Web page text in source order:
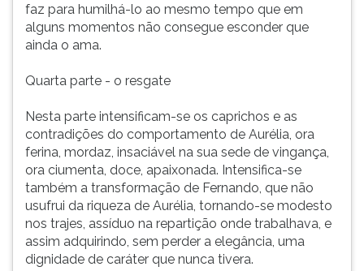
faz para humilhá-lo ao mesmo tempo que em
alguns momentos não consegue esconder que
ainda o ama.
Quarta parte - o resgate
Nesta parte intensificam-se os caprichos e as
contradições do comportamento de Aurélia, ora
ferina, mordaz, insaciável na sua sede de vingança,
ora ciumenta, doce, apaixonada. Intensifica-se
também a transformação de Fernando, que não
usufrui da riqueza de Aurélia, tornando-se modesto
nos trajes, assíduo na repartição onde trabalhava, e
assim adquirindo, sem perder a elegância, uma
dignidade de caráter que nunca tivera.